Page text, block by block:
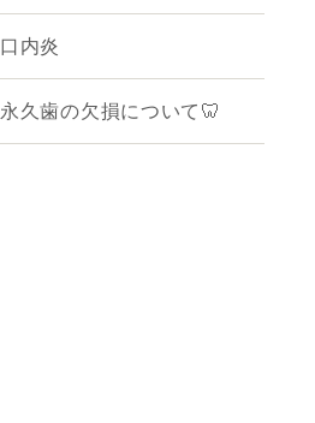
口内炎
永久歯の欠損について🦷